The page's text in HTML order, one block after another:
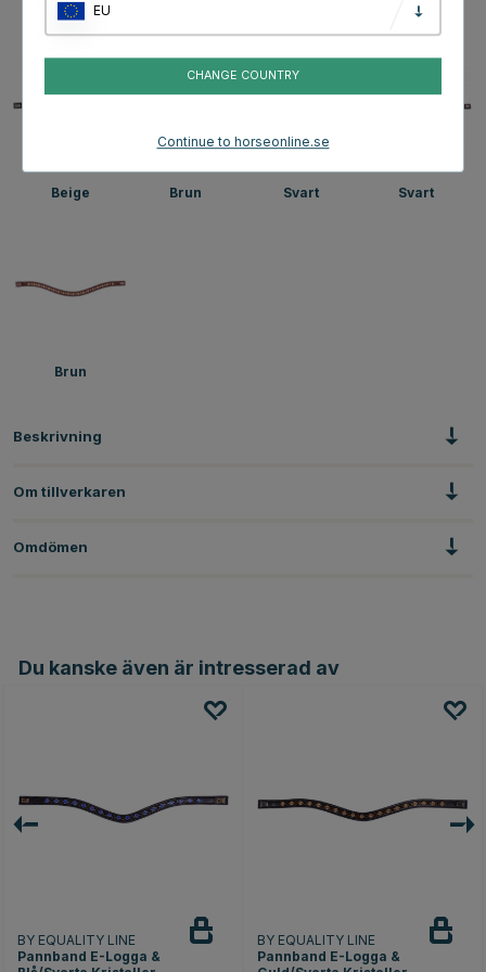
Guld Beige
Beige Brun Svart Svart
Brun
Beskrivning
Om tillverkaren
Omdömen
Du kanske även är intresserad av
BY EQUALITY LINE
Pannband E-Logga &
BY EQUALITY LINE
Pannband E-Logga &
EU
CHANGE COUNTRY
Continue to horseonline.se